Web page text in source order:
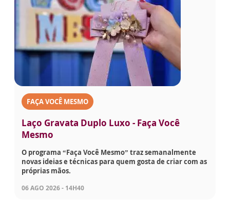
FAÇA VOCÊ MESMO
Laço Gravata Duplo Luxo - Faça Você
Mesmo
O programa “Faça Você Mesmo” traz semanalmente
novas ideias e técnicas para quem gosta de criar com as
próprias mãos.
06 AGO 2026 - 14H40